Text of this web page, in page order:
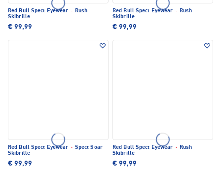
Red Bull Spect Eyewear · Rush
Skibrille
€ 99,99
Red Bull Spect Eyewear · Rush
Skibrille
€ 99,99
Red Bull Spect Eyewear · Spect Soar
Skibrille
€ 99,99
Red Bull Spect Eyewear · Rush
Skibrille
€ 99,99